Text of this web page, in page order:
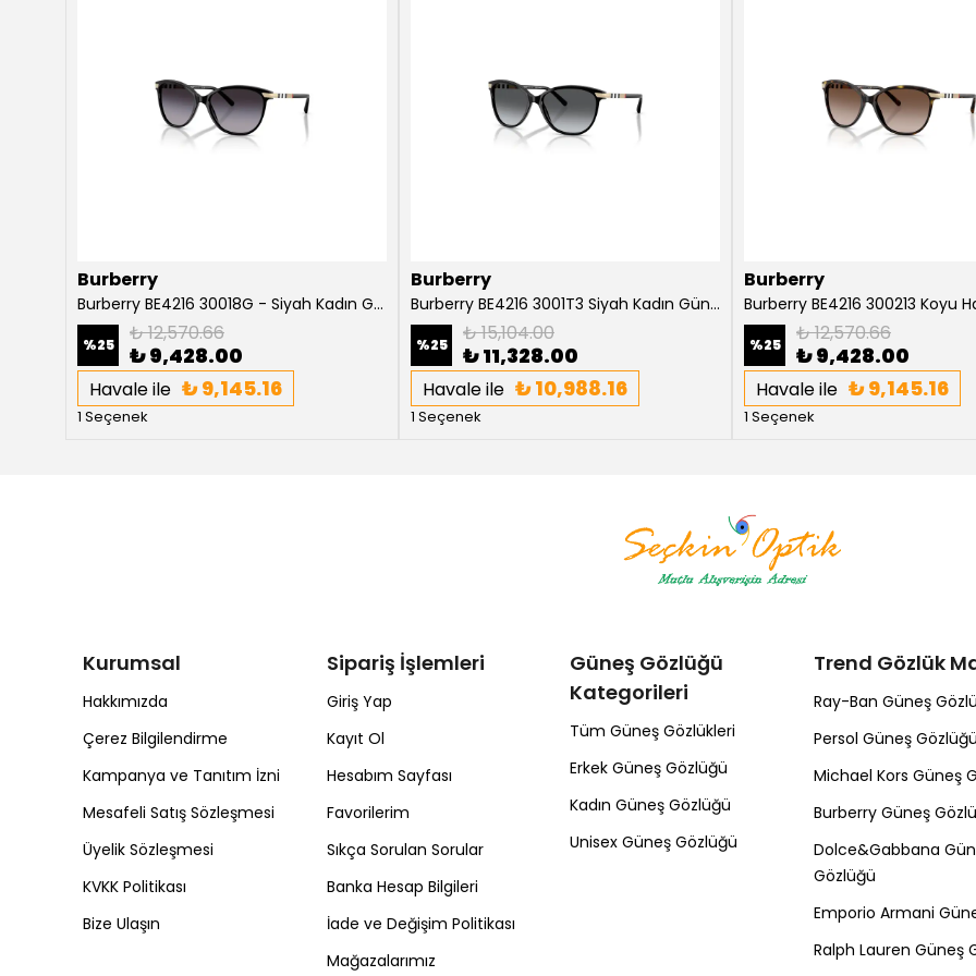
Burberry
Burberry BE4216 30018G - Siyah Kadın Güneş Gözlüğü
%25 ₺ 12,570.66
₺ 9,428.00
Havale ile ₺ 9,145.16
1 Seçenek
Burberry
Burberry BE4216 3001T3 Siyah Kadın Güneş Gözlüğü
%25 ₺ 15,104.00
₺ 11,328.00
Havale ile ₺ 10,988.16
1 Seçenek
Burberry
%25 ₺ 12,570.66
₺ 9,428.00
Havale ile ₺ 9,145.16
1 Seçenek
Kurumsal
Hakkımızda
Çerez Bilgilendirme
Kampanya ve Tanıtım İzni
Mesafeli Satış Sözleşmesi
Üyelik Sözleşmesi
KVKK Politikası
Bize Ulaşın
Sipariş İşlemleri
Giriş Yap
Kayıt Ol
Hesabım Sayfası
Favorilerim
Sıkça Sorulan Sorular
Banka Hesap Bilgileri
İade ve Değişim Politikası
Mağazalarımız
Güneş Gözlüğü
Kategorileri
Tüm Güneş Gözlükleri
Erkek Güneş Gözlüğü
Kadın Güneş Gözlüğü
Unisex Güneş Gözlüğü
Trend Gözlük
Ray-Ban Güneş
Persol Güneş Gözlüğü
Michael Kors Güneş
Burberry Güneş
Dolce&Gabbana
Gözlüğü
Emporio Armani
Ralph Lauren Güneş